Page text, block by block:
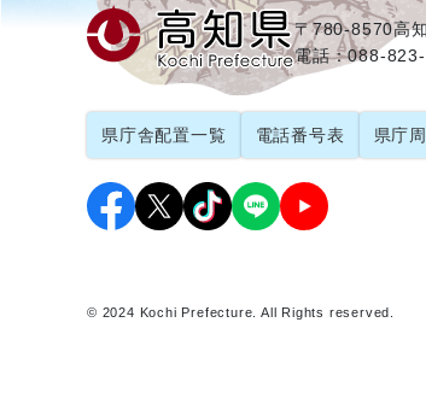
〒780-8570高
電話：088-
県庁舎配置一覧 電話番号表 県庁
© 2024 Kochi Prefecture. All Rights reserved.